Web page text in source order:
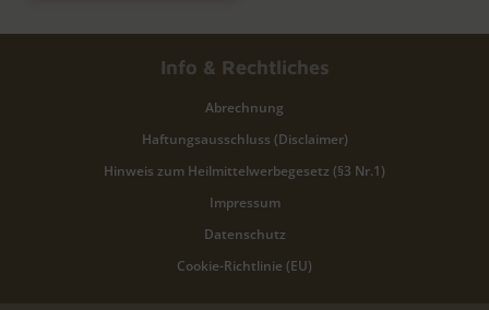
Info & Rechtliches
Abrechnung
Haftungsausschluss (Disclaimer)
Hinweis zum Heilmittelwerbegesetz (§3 Nr.1)
Impressum
Datenschutz
Cookie-Richtlinie (EU)